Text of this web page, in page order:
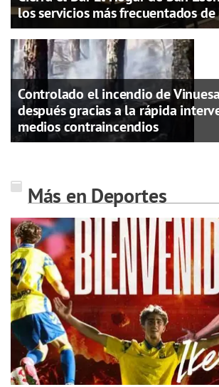
los servicios más frecuentados
Controlado el incendio de
después gracias a la rápida
medios contraincendios
Más en Deportes